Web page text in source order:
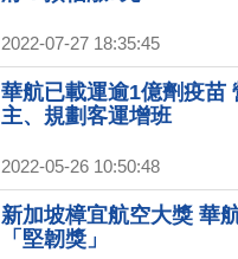
2022-07-27 18:35:45
華航已載運逾1億劑疫苗
主、規劃客運增班
2022-05-26 10:50:48
新加坡樟宜航空大獎 華
「堅韌獎」